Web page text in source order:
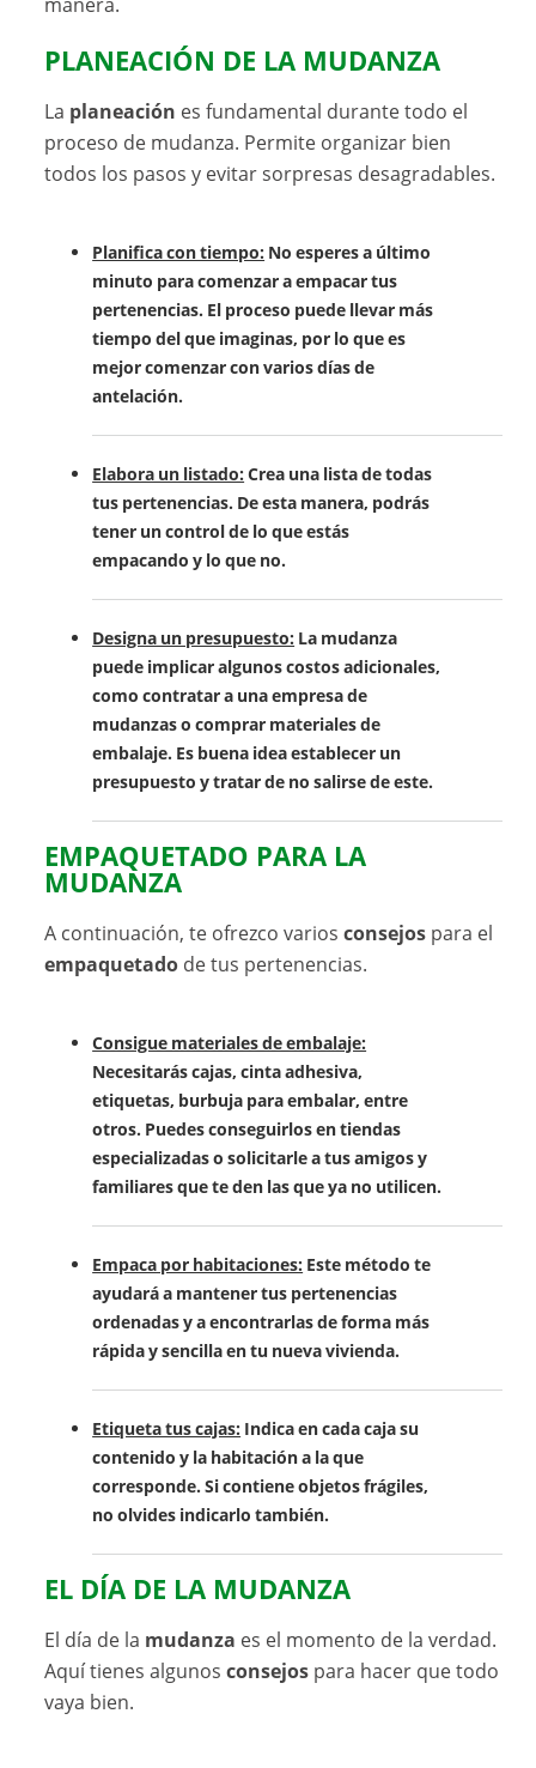
PLANEACIÓN DE LA MUDANZA
La planeación es fundamental durante todo el
proceso de mudanza. Permite organizar bien
todos los pasos y evitar sorpresas desagradables.
Planifica con tiempo: No esperes a último
minuto para comenzar a empacar tus
pertenencias. El proceso puede llevar más
tiempo del que imaginas, por lo que es
mejor comenzar con varios días de
antelación.
Elabora un listado: Crea una lista de todas
tus pertenencias. De esta manera, podrás
tener un control de lo que estás
empacando y lo que no.
Designa un presupuesto: La mudanza
puede implicar algunos costos adicionales,
como contratar a una empresa de
mudanzas o comprar materiales de
embalaje. Es buena idea establecer un
presupuesto y tratar de no salirse de este.
EMPAQUETADO PARA LA
MUDANZA
A continuación, te ofrezco variosconsejos para el
empaquetado de tus pertenencias.
Consigue materiales de embalaje:
Necesitarás cajas, cinta adhesiva,
etiquetas, burbuja para embalar, entre
otros. Puedes conseguirlos en tiendas
especializadas o solicitarle a tus amigos y
familiares que te den las que ya no utilicen.
Empaca por habitaciones: Este método te
ayudará a mantener tus pertenencias
ordenadas y a encontrarlas de forma más
rápida y sencilla en tu nueva vivienda.
Etiqueta tus cajas: Indica en cada caja su
contenido y la habitación a la que
corresponde. Si contiene objetos frágiles,
no olvides indicarlo también.
EL DÍA DE LA MUDANZA
El día de la mudanza es el momento de la verdad.
Aquí tienes algunosconsejos para hacer que todo
vaya bien.